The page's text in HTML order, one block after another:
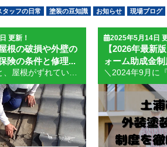
タッフの日常 塗装の豆知識 お知らせ 現場ブログ
更新！
根の破損や外壁の
険の条件と修理...
2025年5月14日
【2026年最新
ォーム助成金